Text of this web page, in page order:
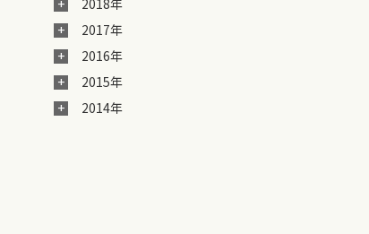
2018年
2017年
2016年
2015年
2014年